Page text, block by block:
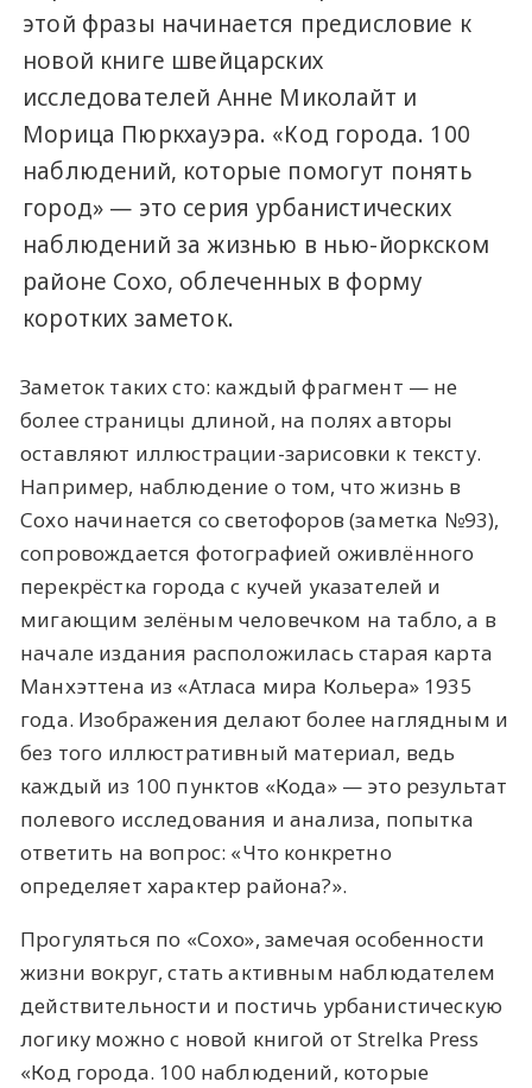
этой фразы начинается предисловие к
новой книге швейцарских
исследователей Анне Миколайт и
Морица Пюркхауэра. «Код города. 100
наблюдений, которые помогут понять
город» — это серия урбанистических
наблюдений за жизнью в нью-йоркском
районе Сохо, облеченных в форму
коротких заметок.
Заметок таких сто: каждый фрагмент — не
более страницы длиной, на полях авторы
оставляют иллюстрации-зарисовки к тексту.
Например, наблюдение о том, что жизнь в
Сохо начинается со светофоров (заметка №93),
сопровождается фотографией оживлённого
перекрёстка города с кучей указателей и
мигающим зелёным человечком на табло, а в
начале издания расположилась старая карта
Манхэттена из «Атласа мира Кольера» 1935
года. Изображения делают более наглядным и
без того иллюстративный материал, ведь
каждый из 100 пунктов «Кода» — это результат
полевого исследования и анализа, попытка
ответить на вопрос: «Что конкретно
определяет характер района?».
Прогуляться по «Сохо», замечая особенности
жизни вокруг, стать активным наблюдателем
действительности и постичь урбанистическую
логику можно с новой книгой от Strelka Press
«Код города. 100 наблюдений, которые